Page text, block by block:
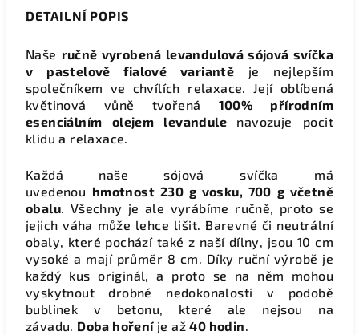
DETAILNÍ POPIS
Naše ručně vyrobená levandulová sójová svíčka
v pastelově fialové variantě je nejlepším
společníkem ve chvílích relaxace. Její oblíbená
květinová vůně tvořená 100% přírodním
esenciálním olejem levandule navozuje pocit
klidu a relaxace.
Každá naše sójová svíčka má
uvedenou hmotnost 230 g vosku, 700 g včetně
obalu. Všechny je ale vyrábíme ručně, proto se
jejich váha může lehce lišit. Barevné či neutrální
obaly, které pochází také z naší dílny, jsou 10 cm
vysoké a mají průměr 8 cm. Díky ruční výrobě je
každý kus originál, a proto se na něm mohou
vyskytnout drobné nedokonalosti v podobě
bublinek v betonu, které ale nejsou na
závadu. Doba hořeníje až40 hodin.